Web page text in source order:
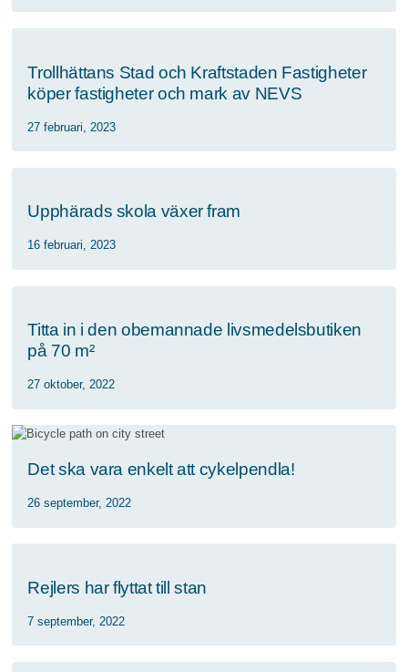
Trollhättans Stad och Kraftstaden Fastigheter
köper fastigheter och mark av NEVS
27 februari, 2023
Upphärads skola växer fram
16 februari, 2023
Titta in i den obemannade livsmedelsbutiken
på 70 m²
27 oktober, 2022
Det ska vara enkelt att cykelpendla!
26 september, 2022
Rejlers har flyttat till stan
7 september, 2022